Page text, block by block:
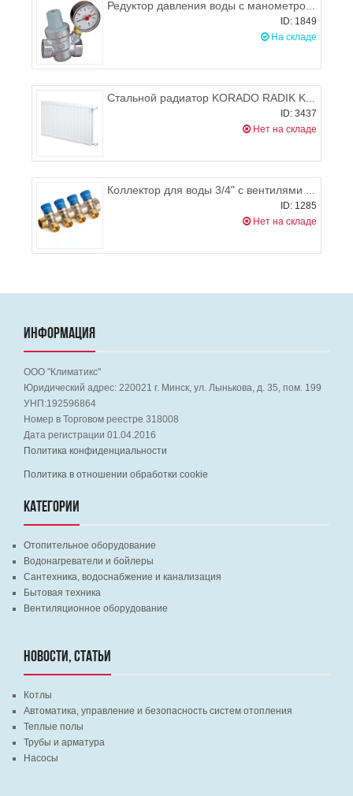
Редуктор давления воды с манометром 1/2" г/г ProFactor PFPRV253G
ID: 1849
На складе
Стальной радиатор KORADO RADIK KLASIK 11 600x1000 (боковое подключение), 1002-1557 Вт
ID: 3437
Нет на складе
Коллектор для воды 3/4" с вентилями на 4 выхода 1/2", синий General Fittings
ID: 1285
Нет на складе
ИНФОРМАЦИЯ
ООО "Климатикс"
Юридический адрес: 220021 г. Минск, ул. Лынькова, д. 35, пом. 199
УНП:192596864
Номер в Торговом реестре 318008
Дата регистрации 01.04.2016
Политика конфиденциальности
Политика в отношении обработки cookie
КАТЕГОРИИ
Отопительное оборудование
Водонагреватели и бойлеры
Сантехника, водоснабжение и канализация
Бытовая техника
Вентиляционное оборудование
НОВОСТИ, СТАТЬИ
Котлы
Автоматика, управление и безопасность систем отопления
Теплые полы
Трубы и арматура
Насосы